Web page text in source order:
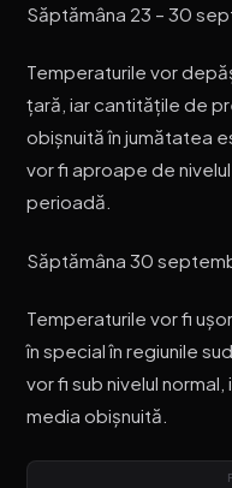
Săptămâna 23 – 30
Temperaturile vor
țară, iar cantitățile de
obișnuită în jumătatea
vor fi aproape de
perioadă.
Săptămâna 30
Temperaturile vor fi
în special în regiunile
vor fi sub nivelul
media obișnuită.